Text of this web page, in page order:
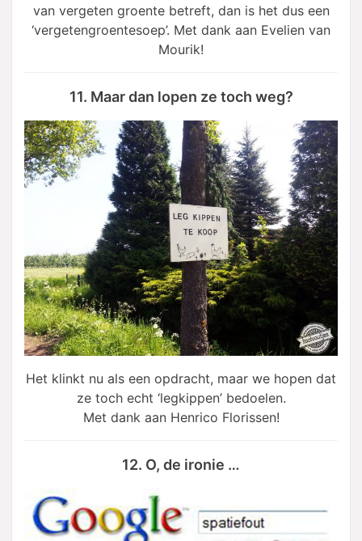
van vergeten groente betreft, dan is het dus een
‘vergetengroentesoep’. Met dank aan Evelien van
Mourik!
11. Maar dan lopen ze toch weg?
Het klinkt nu als een opdracht, maar we hopen dat
ze toch echt ‘legkippen’ bedoelen.
Met dank aan Henrico Florissen!
12. O, de ironie …